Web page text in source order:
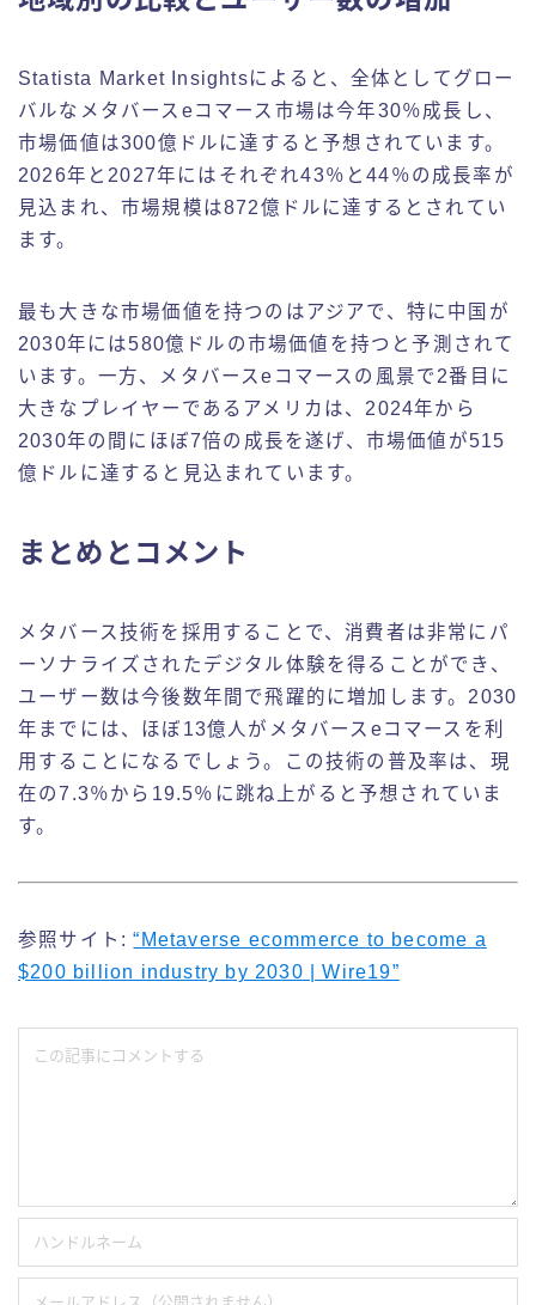
Statista Market Insightsによると、全体としてグロー
バルなメタバースeコマース市場は今年30％成長し、
市場価値は300億ドルに達すると予想されています。
2026年と2027年にはそれぞれ43％と44％の成長率が
見込まれ、市場規模は872億ドルに達するとされてい
ます。
最も大きな市場価値を持つのはアジアで、特に中国が
2030年には580億ドルの市場価値を持つと予測されて
います。一方、メタバースeコマースの風景で2番目に
大きなプレイヤーであるアメリカは、2024年から
2030年の間にほぼ7倍の成長を遂げ、市場価値が515
億ドルに達すると見込まれています。
まとめとコメント
メタバース技術を採用することで、消費者は非常にパ
ーソナライズされたデジタル体験を得ることができ、
ユーザー数は今後数年間で飛躍的に増加します。2030
年までには、ほぼ13億人がメタバースeコマースを利
用することになるでしょう。この技術の普及率は、現
在の7.3％から19.5％に跳ね上がると予想されていま
す。
参照サイト:“Metaverse ecommerce to become a
$200 billion industry by 2030 | Wire19”